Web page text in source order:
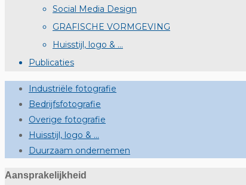
Social Media Design
GRAFISCHE VORMGEVING
Huisstijl, logo & …
Publicaties
Industriële fotografie
Bedrijfsfotografie
Overige fotografie
Huisstijl, logo & …
Duurzaam ondernemen
Aansprakelijkheid